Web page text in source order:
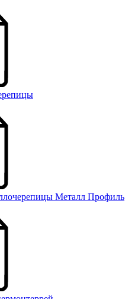
Металл Профиль